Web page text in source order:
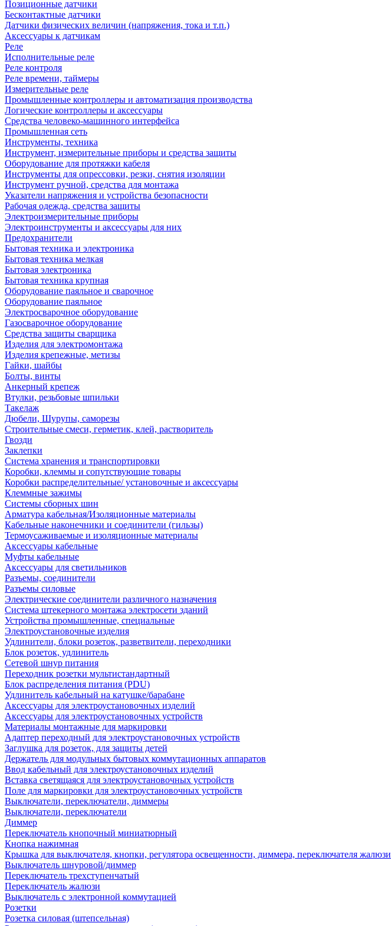
Позиционные датчики
Бесконтактные датчики
Датчики физических величин (напряжения, тока и т.п.)
Аксессуары к датчикам
Реле
Исполнительные реле
Реле контроля
Реле времени, таймеры
Измерительные реле
Промышленные контроллеры и автоматизация производства
Логические контроллеры и аксессуары
Средства человеко-машинного интерфейса
Промышленная сеть
Инструменты, техника
Инструмент, измерительные приборы и средства защиты
Оборудование для протяжки кабеля
Инструменты для опрессовки, резки, снятия изоляции
Инструмент ручной, средства для монтажа
Указатели напряжения и устройства безопасности
Рабочая одежда, средства защиты
Электроизмерительные приборы
Электроинструменты и аксессуары для них
Предохранители
Бытовая техника и электроника
Бытовая техника мелкая
Бытовая электроника
Бытовая техника крупная
Оборудование паяльное и сварочное
Оборудование паяльное
Электросварочное оборудование
Газосварочное оборудование
Средства защиты сварщика
Изделия для электромонтажа
Изделия крепежные, метизы
Гайки, шайбы
Болты, винты
Анкерный крепеж
Втулки, резьбовые шпильки
Такелаж
Дюбели, Шурупы, саморезы
Строительные смеси, герметик, клей, растворитель
Гвозди
Заклепки
Система хранения и транспортировки
Коробки, клеммы и сопутствующие товары
Коробки распределительные/ установочные и аксессуары
Клеммные зажимы
Системы сборных шин
Арматура кабельная/Изоляционные материалы
Кабельные наконечники и соединители (гильзы)
Термоусаживаемые и изоляционные материалы
Аксессуары кабельные
Муфты кабельные
Аксессуары для светильников
Разъемы, соединители
Разъемы силовые
Электрические соединители различного назначения
Система штекерного монтажа электросети зданий
Устройства промышленные, специальные
Электроустановочные изделия
Удлинители, блоки розеток, разветвители, переходники
Блок розеток, удлинитель
Сетевой шнур питания
Переходник розетки мультистандартный
Блок распределения питания (PDU)
Удлинитель кабельный на катушке/барабане
Аксессуары для электроустановочных изделий
Аксессуары для электроустановочных устройств
Материалы монтажные для маркировки
Адаптер переходный для электроустановочных устройств
Заглушка для розеток, для защиты детей
Держатель для модульных бытовых коммутационных аппаратов
Ввод кабельный для электроустановочных изделий
Вставка светящаяся для электроустановочных устройств
Поле для маркировки для электроустановочных устройств
Выключатели, переключатели, диммеры
Выключатели, переключатели
Диммер
Переключатель кнопочный миниатюрный
Кнопка нажимная
Крышка для выключателя, кнопки, регулятора освещенности, диммера, переключателя жалюзи
Выключатель шнуровой/диммер
Переключатель трехступенчатый
Переключатель жалюзи
Выключатель с электронной коммутацией
Розетки
Розетка силовая (штепсельная)